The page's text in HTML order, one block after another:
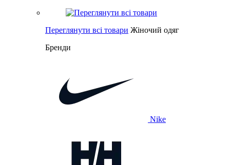
Переглянути всі товари Жіночий одяг
Бренди
Nike